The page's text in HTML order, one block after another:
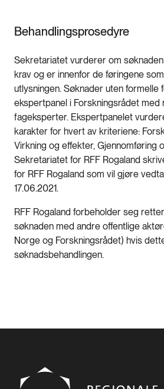
Behandlingsprosedyre
Sekretariatet vurderer om
krav og er innenfor de føringene
utlysningen. Søknader uten formelle
ekspertpanel i Forskningsrådet med
fageksperter. Ekspertpanelet
karakter for hvert av kriteriene:
Virkning og effekter, Gjennomføring
Sekretariatet for RFF Rogaland
for RFF Rogaland som vil gjøre
17.06.2021.
RFF Rogaland forbeholder seg
søknaden med andre offentlige
Norge og Forskningsrådet) hvis
søknadsbehandlingen.